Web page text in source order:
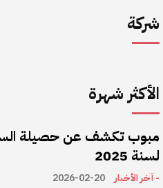
شركة
الأكثر شهرة
مبوب تكشف عن حصيلة
لسنة 2025
- آخر الأخبار 2026-02-20